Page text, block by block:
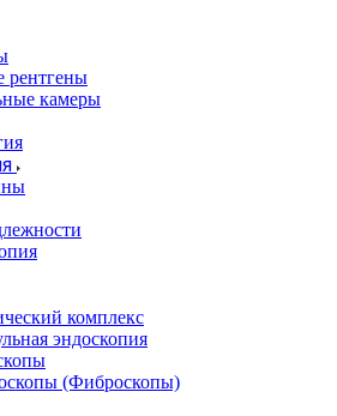
рентгены
камеры
комплекс
эндоскопия
(Фиброcкопы)